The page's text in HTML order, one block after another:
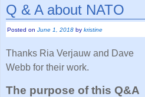
Q & A about NATO
Posted onJune 1, 2018 bykristine
Thanks Ria Verjauw and Dave
Webb for their work.
The purpose of this Q&A